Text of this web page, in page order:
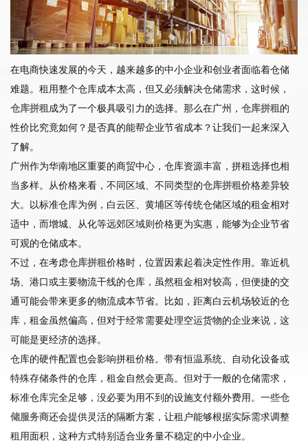
在电商快速发展的今天，越来越多的中小企业和创业者面临着仓储
难题。租用整个仓库成本太高，但又必须解决仓储需求，这时候，
仓库拼租成为了一个极具吸引力的选择。那么在广州， 仓库拼租的
性价比究竟如何？是否真的能帮企业节省成本？让我们一起来深入
了解。
广州作为华南地区重要的商贸中心，仓库资源丰富，拼租选择也相
当多样。从价格来看，不同区域、不同类型的仓库拼租价格差异较
大。以标准仓库为例，白云区、黄埔区等传统仓储区域的租金相对
适中，而增城、从化等远郊区域则价格更为实惠，能够为企业节省
可观的仓储成本。
不过，在考虑仓库拼租价格时，位置因素起着决定性作用。靠近机
场、港口或主要物流干线的仓库，虽然租金相对较高，但便捷的交
通可能会带来更多的物流成本节省。比如，距离白云机场较近的仓
库，租金虽然偏高，但对于经常需要处理空运货物的企业来说，这
可能是更经济的选择。
仓库的硬件配置也会影响拼租价格。带有恒温系统、自动化设备或
特殊存储条件的仓库，租金自然会更高。但对于一般的仓储需求，
标准仓库完全足够，没必要为用不到的设施支付额外费用。一些仓
储服务商还会提供灵活的隔断方案，让租户能够根据实际需求调整
租用面积，这种方式特别适合业务量不稳定的中小企业。